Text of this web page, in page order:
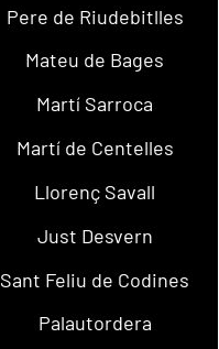
Pere de Riudebitlles
Mateu de Bages
Martí Sarroca
Martí de Centelles
Llorenç Savall
Just Desvern
Sant Feliu de Codines
Palautordera